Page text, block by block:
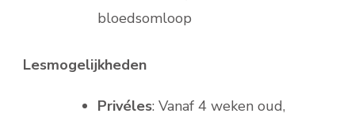
bloedsomloop
Lesmogelijkheden
Privéles: Vanaf 4 weken oud,